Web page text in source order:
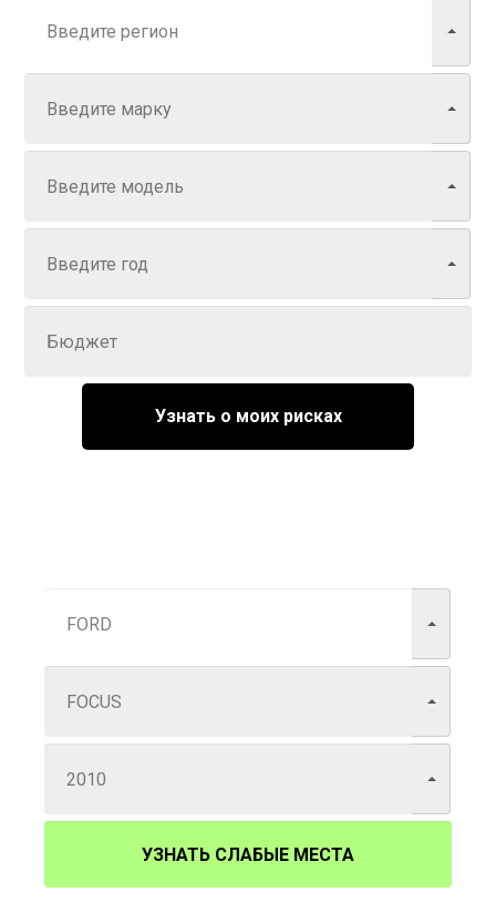
Узнать о моих рисках
УЗНАТЬ СЛАБЫЕ МЕСТА